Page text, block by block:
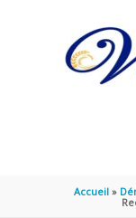
Accueil